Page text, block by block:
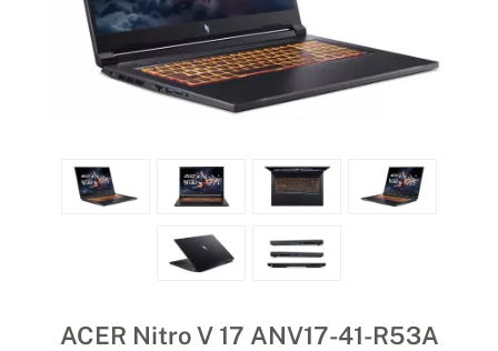
ACER Nitro V 17 ANV17-41-R53A